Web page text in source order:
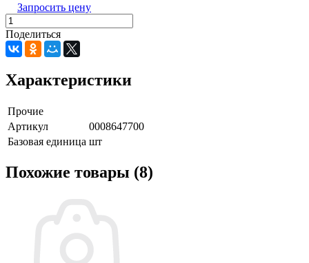
Запросить цену
Поделиться
Характеристики
Прочие
Артикул
0008647700
Базовая единица шт
Похожие товары (8)